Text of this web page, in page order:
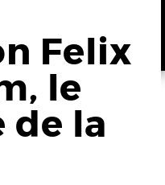
Felix
le
la